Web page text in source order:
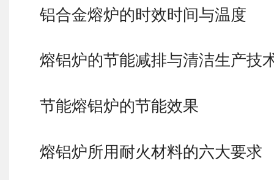
铝合金熔炉的时效时间与温度
熔铝炉的节能减排与清洁生产技
节能熔铝炉的节能效果
熔铝炉所用耐火材料的六大要求